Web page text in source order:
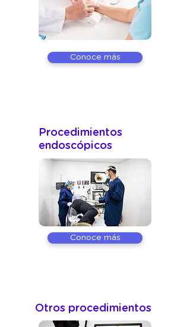
Conoce más
Procedimientos
endoscópicos
Conoce más
Otros procedimientos